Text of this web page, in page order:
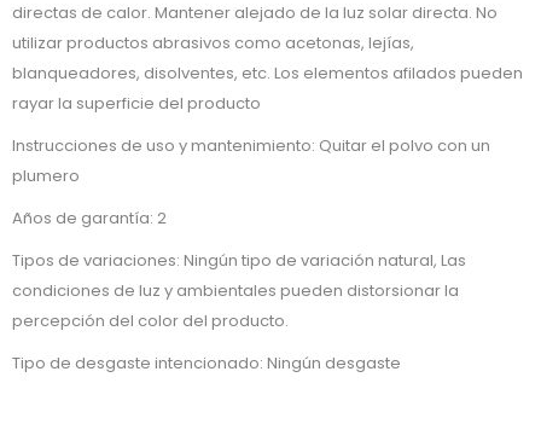
directas de calor. Mantener alejado de la luz solar directa. No
utilizar productos abrasivos como acetonas, lejías,
blanqueadores, disolventes, etc. Los elementos afilados pueden
rayar la superficie del producto
Instrucciones de uso y mantenimiento: Quitar el polvo con un
plumero
Años de garantía: 2
Tipos de variaciones: Ningún tipo de variación natural, Las
condiciones de luz y ambientales pueden distorsionar la
percepción del color del producto.
Tipo de desgaste intencionado: Ningún desgaste